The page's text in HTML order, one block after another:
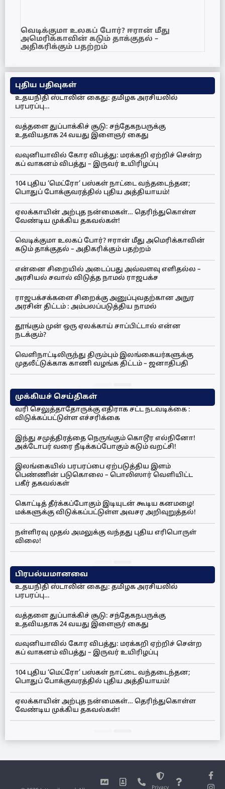
வெடிக்குமா உலகப் போர்? ஈரான் மீது
அமெரிக்காவின் கடும் தாக்குதல் –
அதிகரிக்கும் பதற்றம்
புதிய பதிவுகள்
உதயநிதி ஸ்டாலின் கைது: தமிழக அரசியலில்
பரபரப்பு…
வத்தளை துப்பாக்கிச் சூடு: சந்தேகநபருக்கு
உதவியதாக 24 வயது இளைஞர் கைது
வவுனியாவில் கோர விபத்து: மரக்கறி ஏற்றிச் சென்ற
கப் வாகனம் விபத்து – இருவர் உயிரிழப்பு
104 புதிய ‘மெட்ரோ’ பஸ்கள் நாட்டை வந்தடைந்தன;
பொதுப் போக்குவரத்தில் புதிய அத்தியாயம்!
ஏலக்காயின் அற்புத நன்மைகள்… தெரிந்துகொள்ள
வேண்டிய முக்கிய தகவல்கள்!
வெடிக்குமா உலகப் போர்? ஈரான் மீது அமெரிக்காவின்
கடும் தாக்குதல் – அதிகரிக்கும் பதற்றம்
என்னை சிறையில் அடைப்பது அவ்வளவு எளிதல்ல –
அரசியல் சவால் விடுத்த நாமல் ராஜபக்ச
ராஜபக்சக்களை சிறைக்கு அனுப்புவதற்கான அநுர
அரசின் திட்டம் : அம்பலப்படுத்திய நாமல்
தூங்கும் முன் ஒரு ஏலக்காய் சாப்பிட்டால் என்ன
நடக்கும்?
வெளிநாட்டிலிருந்து திரும்பும் இலங்கையர்களுக்கு
முதலீட்டுக்காக காணி வழங்க திட்டம் – ஜனாதிபதி
முக்கியச் செய்திகள்
வரி செலுத்தாதோருக்கு எதிராக சட்ட நடவடிக்கை :
விடுக்கப்பட்டுள்ள எச்சரிக்கை
இந்து சமுத்திரத்தை நெருங்கும் கொடூர எல்நினோ!
அக்டோபர் வரை நீடிக்கப்போகும் கடும் வறட்சி!
இலங்கையில் பரபரப்பை ஏற்படுத்திய இளம்
பெண்ணின் படுகொலை – பொலிஸார் வெளியிட்ட
பகீர் தகவல்கள்
கொட்டித் தீர்க்கப்போகும் இடியுடன் கூடிய கனமழை!
மக்களுக்கு விடுக்கப்பட்டுள்ள அவசர அறிவுறுத்தல்!
நள்ளிரவு முதல் அமலுக்கு வந்தது புதிய எரிபொருள்
விலை!
பிரபல்யமானவை
உதயநிதி ஸ்டாலின் கைது: தமிழக அரசியலில்
பரபரப்பு…
வத்தளை துப்பாக்கிச் சூடு: சந்தேகநபருக்கு
உதவியதாக 24 வயது இளைஞர் கைது
வவுனியாவில் கோர விபத்து: மரக்கறி ஏற்றிச் சென்ற
கப் வாகனம் விபத்து – இருவர் உயிரிழப்பு
104 புதிய ‘மெட்ரோ’ பஸ்கள் நாட்டை வந்தடைந்தன;
பொதுப் போக்குவரத்தில் புதிய அத்தியாயம்!
ஏலக்காயின் அற்புத நன்மைகள்… தெரிந்துகொள்ள
வேண்டிய முக்கிய தகவல்கள்!